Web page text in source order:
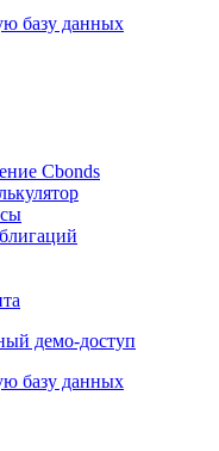
базу данных
Cbonds